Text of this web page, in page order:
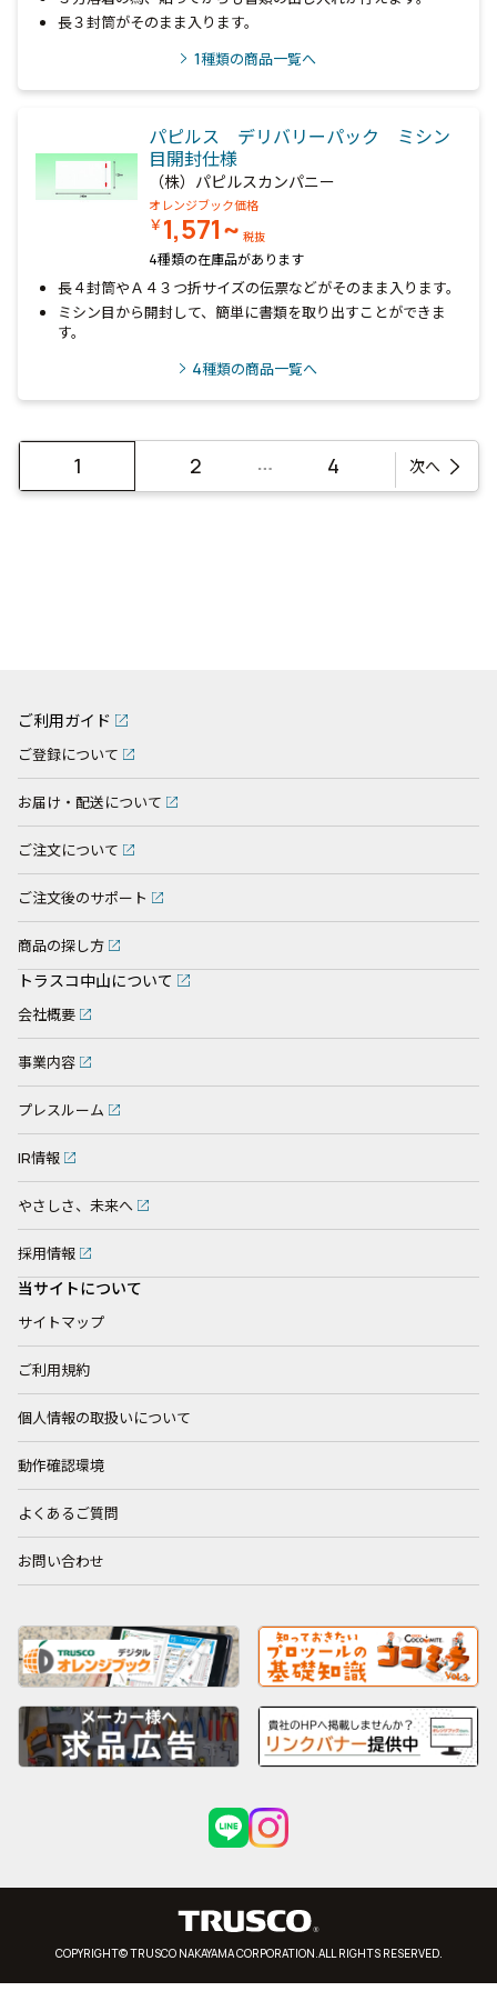
長３封筒がそのまま入ります。
1種類の商品一覧へ
パピルス デリバリーパック ミシン
目開封仕様
（株）パピルスカンパニー
オレンジブック価格
￥1,571~ 税抜
4種類の在庫品があります
長４封筒やＡ４３つ折サイズの伝票などがそのまま入ります。
ミシン目から開封して、簡単に書類を取り出すことができま
す。
4種類の商品一覧へ
1 2 … 4 次へ
ご利用ガイド
ご登録について
お届け・配送について
ご注文について
ご注文後のサポート
商品の探し方
トラスコ中山について
会社概要
事業内容
プレスルーム
IR情報
やさしさ、未来へ
採用情報
当サイトについて
サイトマップ
ご利用規約
個人情報の取扱いについて
動作確認環境
よくあるご質問
お問い合わせ
COPYRIGHT© TRUSCO NAKAYAMA CORPORATION.ALL RIGHTS RESERVED.